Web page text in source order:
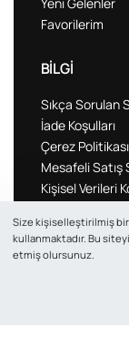
Favorilerim
BİLGİ
Sıkça Sorulan
İade Koşulları
Çerez Politikası
Mesafeli Satış
Kişisel Verileri
VIVASAN
Size kişiselleştirilmiş
kullanmaktadır. Bu
etmiş olursunuz.